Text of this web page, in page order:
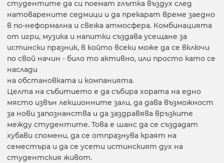
студентите да си поемат глътка въздух след
натоварените седмици и да прекарат време заедно
в по-неформална и свежа атмосфера. Комбинацията
от игри, музика и напитки създава усещане за
истински празник, в който всеки може да се включи
по свой начин - било то активно, или просто като се
наслади
на обстановката и компанията.
Целта на събитието е да събира хората на едно
място извън лекционните зали, да дава възможност
за нови запознанства и да заздравява връзките
между студентите. Това е шанс да се създадат
хубави спомени, да се отпразнува краят на
семестъра и да се усети истинският дух на
студентския живот.